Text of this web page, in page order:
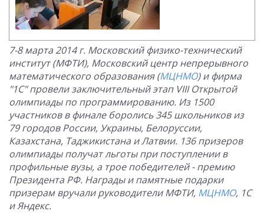
7-8 марта 2014 г. Московский физико-технический
институт (МФТИ), Московский центр непрерывного
математического образования (МЦНМО) и фирма
"1С" провели заключительный этап VIII Открытой
олимпиады по программированию. Из 1500
участников в финале боролись 345 школьников из
79 городов России, Украины, Белоруссии,
Казахстана, Таджикистана и Латвии. 136 призеров
олимпиады получат льготы при поступлении в
профильные вузы, а трое победителей - премию
Президента РФ. Награды и памятные подарки
призерам вручали руководители МФТИ, МЦНМО, 1С
и Яндекс.